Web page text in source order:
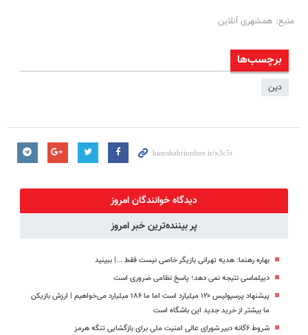
منبع: همشهری آنلاین
برچسب‌ها
دین
دیدگاه خوانندگان امروز
پر بیننده‌ترین خبر امروز
بهاره رهنما: هدیه تهرانی بازیگر خاصی نیست فقط ...|‌ ببینید
دیپلماسی نتیجه‌ نمی دهد؛ پاسخ نظامی ضروری است
پیشنهاد پرسپولیس ۱۲۰ میلیارد است اما ما ۱۸۶ میلیارد می‌خواهیم | ارزش بازیکن
ما بیشتر از خرید جدید این باشگاه است
شروط ۶گانه دبیر شورای عالی امنیت ملی برای بازگشایی تنگه هرمز